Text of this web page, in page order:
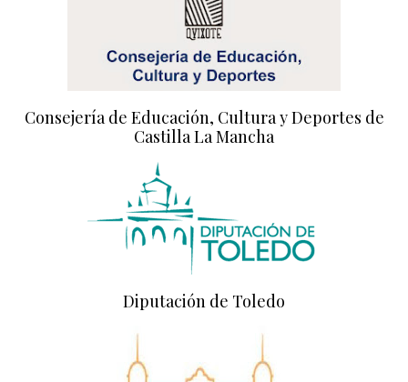
Consejería de Educación, Cultura y Deportes de
Castilla La Mancha
Diputación de Toledo